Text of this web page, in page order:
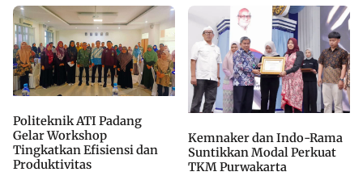
Politeknik ATI Padang
Gelar Workshop
Tingkatkan Efisiensi dan
Produktivitas
Kemnaker dan Indo-Rama
Suntikkan Modal Perkuat
TKM Purwakarta